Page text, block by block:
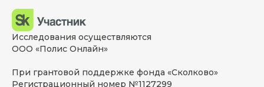
Исследования осуществляются
ООО «Полис Онлайн»
При грантовой поддержке фонда «Сколково»
Регистрационный номер №1127299